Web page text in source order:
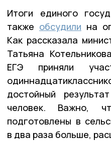
Итоги единого
также обсудили на
Как рассказала
Татьяна
ЕГЭ приняли
достойный
человек. Важно,
подготовлены в
в два раза больше,